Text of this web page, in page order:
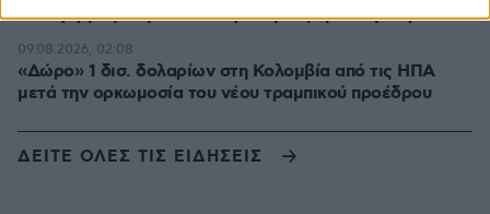
Συναγερμός στην Έδεσσα για την εξαφάνιση 31χρονου
«Δώρο» 1 δισ. δολαρίων στη Κολομβία από τις ΗΠΑ
μετά την ορκωμοσία του νέου τραμπικού προέδρου
09.08.2026, 02:08
ΔΕΙΤΕ ΟΛΕΣ ΤΙΣ ΕΙΔΗΣΕΙΣ